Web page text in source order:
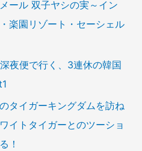
ール 双子ヤシの実～イン
楽園リゾート・セーシェル
夜便で行く、3連休の韓国
タイガーキングダムを訪ね
イトタイガーとのツーショ
！